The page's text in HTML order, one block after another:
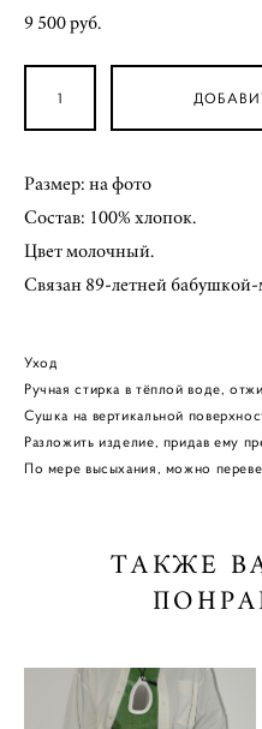
9 500 pуб.
Размер: на фото
Состав: 100% хлопок.
Цвет молочный.
Связан 89-летней
Уход
Ручная стирка в тёплой воде,
Сушка на вертикальной
Разложить изделие, придав ему
По мере высыхания, можно
ТАКЖЕ